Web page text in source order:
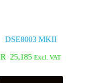
DSE8003 MKII
R 25,185 Excl. VAT